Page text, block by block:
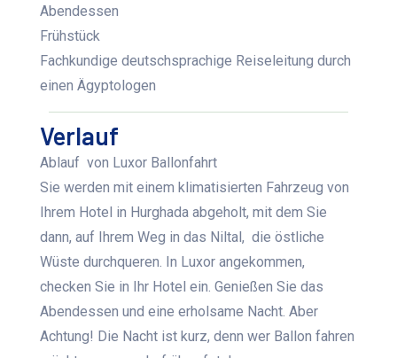
Abendessen
Frühstück
Fachkundige deutschsprachige Reiseleitung durch
einen Ägyptologen
Verlauf
Ablauf von Luxor Ballonfahrt
Sie werden mit einem klimatisierten Fahrzeug von
Ihrem Hotel in Hurghada abgeholt, mit dem Sie
dann, auf Ihrem Weg in das Niltal, die östliche
Wüste durchqueren. In Luxor angekommen,
checken Sie in Ihr Hotel ein. Genießen Sie das
Abendessen und eine erholsame Nacht. Aber
Achtung! Die Nacht ist kurz, denn wer Ballon fahren